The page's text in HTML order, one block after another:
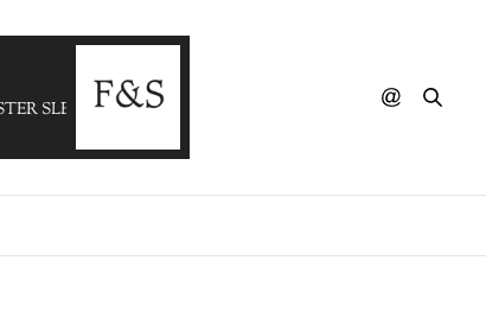
SISTER SLEDGE - Thinking Of You (The Reflex Revision)